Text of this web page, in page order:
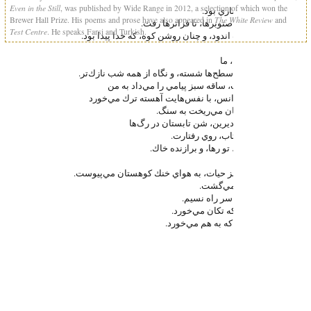
شب سرشاري بود.
رود از پاي صنوبرها، تا فراترها رفت.
دره مهتاب اندود، و چنان روشن كوه، كه خدا پيدا بود.
ها، ما
دورها گم، سطحها شسته، و نگاه از همه شب نازكتر.
هايت، ساقه سبز پيامي را ميداد به من
انس، با نفسهايت آهسته ترك ميخورد
هامان ميريخت به سنگ.
از شرابي ديرين، شن تابستان در رگها
و لعاب مهتاب، روي رفتارت.
تو شگرف، تو رها، و برازنده خاك.
فرصت سبز حيات، به هواي خنك كوهستان ميپيوست.
ها برميگشت.
و هنوز، در سر راه نسيم.
هايي كه تكان ميخورد.
هايي كه به هم ميخورد.
Even in the Still , was published by Wide Range in 2012, a selection of which won the
Brewer Hall Prize. His poems and prose have also appeared in The White Review and
Test Centre . He speaks Farsi and Turkish.